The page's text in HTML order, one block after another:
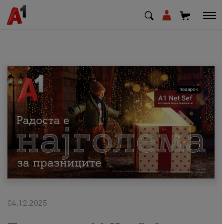
МК EN SQ
Приватни Деловни
Поддршка
Надополни кредит
04.12.2025